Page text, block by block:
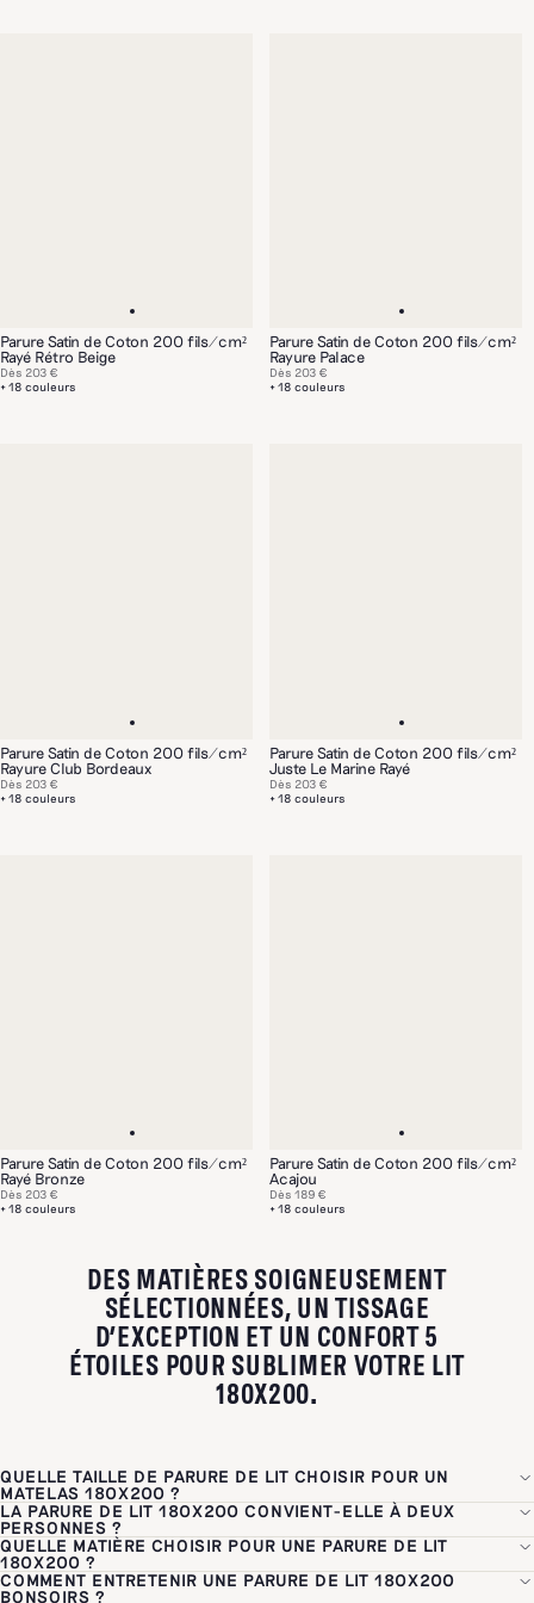
Parure Satin de Coton 200 fils/cm²
Rayé Rétro Beige
+ 18 couleurs
Dès 203 €
Parure Satin de Coton 200 fils/cm²
Rayure Palace
+ 18 couleurs
Dès 203 €
Parure Satin de Coton 200 fils/cm²
Rayure Club Bordeaux
+ 18 couleurs
Dès 203 €
Parure Satin de Coton 200 fils/cm²
Juste Le Marine Rayé
+ 18 couleurs
Dès 203 €
Parure Satin de Coton 200 fils/cm²
Rayé Bronze
+ 18 couleurs
Dès 203 €
Parure Satin de Coton 200 fils/cm²
Acajou
+ 18 couleurs
Dès 189 €
DES MATIÈRES SOIGNEUSEMENT
SÉLECTIONNÉES, UN TISSAGE
D’EXCEPTION ET UN CONFORT 5
ÉTOILES POUR SUBLIMER VOTRE LIT
180X200.
QUELLE TAILLE DE PARURE DE LIT CHOISIR POUR UN
MATELAS 180X200 ?
Pour un matelas 180x200 cm, le drap-housse doit faire exactement
180x200 cm pour s'ajuster pile poil et éviter les plis. Pour la housse
de couette, vous avez deux options selon vos préférences : le
260x240cm, qui convient dans la majorité des cas avec une
LA PARURE DE LIT 180X200 CONVIENT-ELLE À DEUX
PERSONNES ?
Oui, le format 180x200 cm est le format King Size par excellence,
conçu pour deux personnes partageant le même lit et recherchant un
maximum d'espace. La housse de couette associée, en260x240 cm
QUELLE MATIÈRE CHOISIR POUR UNE PARURE DE LIT
180X200 ?
Le choix de la matière dépend avant tout de vos habitudes de sommeil
COMMENT ENTRETENIR UNE PARURE DE LIT 180X200
BONSOIRS ?